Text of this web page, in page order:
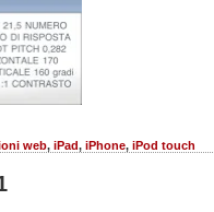
web, iPad, iPhone, iPod touch